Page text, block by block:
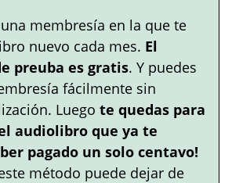
membresía en la que te
nuevo cada mes. El
preuba es gratis. Y puedes
fácilmente sin
Luego te quedas para
audiolibro que ya te
pagado un solo centavo!
método puede dejar de